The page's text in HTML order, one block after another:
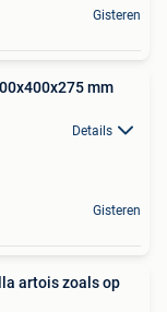
Gisteren
mm
Details
Gisteren
artois zoals op